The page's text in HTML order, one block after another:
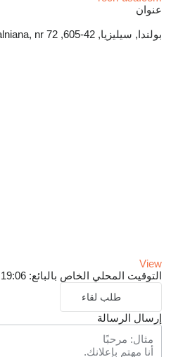
عنوان
بولندا, سيليزيا, 42-605, Tarnowskie Góry, ul. Kopalniana, nr 72
View
التوقيت المحلي الخاص بالبائع: 19:06 (CEST)
طلب لقاء
إرسال الرسالة